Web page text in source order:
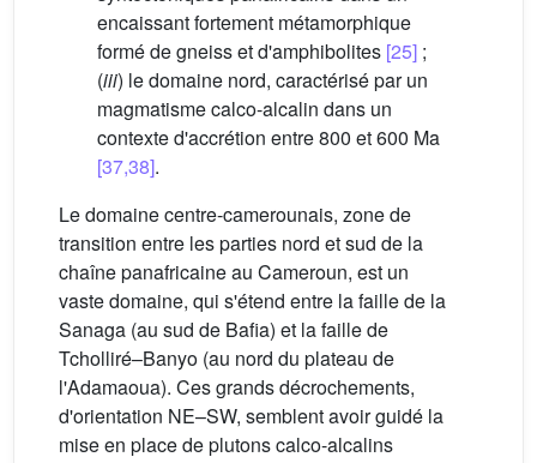
encaissant fortement métamorphique
formé de gneiss et d'amphibolites [25] ;
(iii) le domaine nord, caractérisé par un
magmatisme calco-alcalin dans un
contexte d'accrétion entre 800 et 600 Ma
[37,38].
Le domaine centre-camerounais, zone de
transition entre les parties nord et sud de la
chaîne panafricaine au Cameroun, est un
vaste domaine, qui s'étend entre la faille de la
Sanaga (au sud de Bafia) et la faille de
Tcholliré–Banyo (au nord du plateau de
l'Adamaoua). Ces grands décrochements,
d'orientation NE–SW, semblent avoir guidé la
mise en place de plutons calco-alcalins